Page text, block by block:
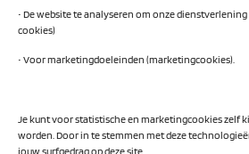
• De website te analyseren om onze
cookies)
• Voor marketingdoeleinden (marketingcookies).
Je kunt voor statistische en marketingcookies zelf
worden. Door in te stemmen met deze
jouw surfgedrag op deze site.
Visa PayPal MasterCard
IDeal